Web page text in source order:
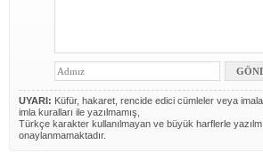
UYARI: Küfür, hakaret, rencide edici cümleler veya
imla kuralları ile yazılmamış,
Türkçe karakter kullanılmayan ve büyük harflerle
onaylanmamaktadır.